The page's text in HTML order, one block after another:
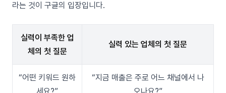
라는 것이 구글의 입장입니다.
실력이 부족한 업
체의 첫 질문
실력 있는 업체의 첫 질문
“어떤 키워드 원하
“지금 매출은 주로 어느 채널에서 나